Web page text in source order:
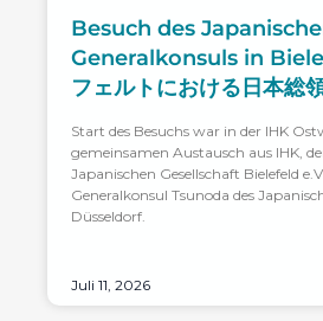
Besuch des
Generalkonsuls in
フェルトにおける日本総
Start des Besuchs war in der IHK
gemeinsamen Austausch aus IHK,
Japanischen Gesellschaft Bielefeld
Generalkonsul Tsunoda des
Düsseldorf.
Juli 11, 2026